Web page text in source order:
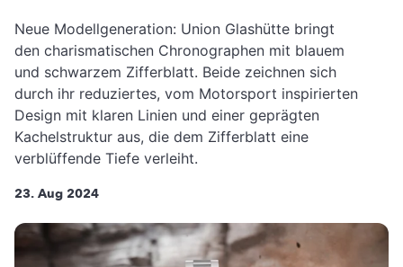
Neue Modellgeneration: Union Glashütte bringt
den charismatischen Chronographen mit blauem
und schwarzem Zifferblatt. Beide zeichnen sich
durch ihr reduziertes, vom Motorsport inspirierten
Design mit klaren Linien und einer geprägten
Kachelstruktur aus, die dem Zifferblatt eine
verblüffende Tiefe verleiht.
23. Aug 2024